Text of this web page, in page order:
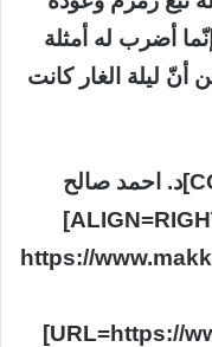
أضرب له أمثلة
ليلة الغار كانت
[ALIGN=LEFT][COLOR=green]د. احمد صالح
الزهراني[/COLOR][/ALIGN] [ALIGN=RIGHT]
[IMG]https://
[URL=https://